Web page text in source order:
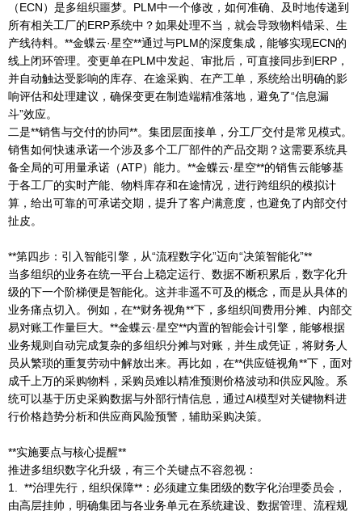
（ECN）是多组织噩梦。PLM中一个修改，如何准确、及时地传递到
所有相关工厂的ERP系统中？如果处理不当，就会导致物料错采、生
产线待料。**金蝶云·星空**通过与PLM的深度集成，能够实现ECN的
线上闭环管理。变更单在PLM中发起、审批后，可直接同步到ERP，
并自动触达受影响的库存、在途采购、在产工单，系统给出明确的影
响评估和处理建议，确保变更在制造端精准落地，避免了“信息漏
斗”效应。
二是**销售与交付的协同**。集团层面接单，分工厂交付是常见模式。
销售如何快速承诺一个涉及多个工厂部件的产品交期？这需要系统具
备全局的可用量承诺（ATP）能力。**金蝶云·星空**的销售云能够基
于各工厂的实时产能、物料库存和在途情况，进行跨组织的模拟计
算，给出可靠的可承诺交期，提升了客户满意度，也避免了内部交付
扯皮。
**第四步：引入智能引擎，从“流程数字化”迈向“决策智能化”**
当多组织的业务在统一平台上稳定运行、数据不断积累后，数字化升
级的下一个阶梯便是智能化。这并非遥不可及的概念，而是从具体的
业务痛点切入。例如，在**财务视角**下，多组织间费用分摊、内部交
易对账工作量巨大。**金蝶云·星空**内置的智能会计引擎，能够根据
业务规则自动完成复杂的多组织分摊与对账，并生成凭证，将财务人
员从繁琐的重复劳动中解放出来。再比如，在**供应链视角**下，面对
成千上万的采购物料，采购员难以精准预测价格波动和供应风险。系
统可以基于历史采购数据与外部行情信息，通过AI模型对关键物料进
行价格趋势分析和供应商风险预警，辅助采购决策。
**实施要点与核心提醒**
推进多组织数字化升级，有三个关键点不容忽视：
1. **治理先行，组织保障**：必须建立集团级的数字化治理委员会，
由高层挂帅，明确集团与各业务单元在系统建设、数据管理、流程规